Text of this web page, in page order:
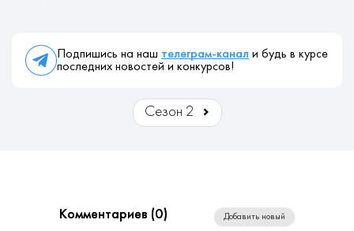
Подпишись на наш телеграм-канал и будь в курсе
последних новостей и конкурсов!
Сезон 2
Комментариев (0) Добавить новый